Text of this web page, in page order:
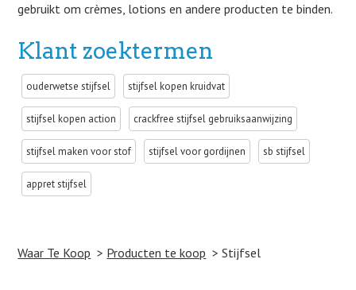
gebruikt om crèmes, lotions en andere producten te binden.
Klant zoektermen
ouderwetse stijfsel stijfsel kopen kruidvat
stijfsel kopen action crackfree stijfsel gebruiksaanwijzing
stijfsel maken voor stof stijfsel voor gordijnen sb stijfsel
appret stijfsel
Waar Te Koop Producten te koop Stijfsel